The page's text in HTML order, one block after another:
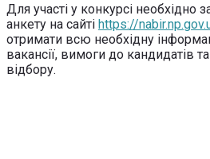
Для участі у конкурсі необхідно
анкету на сайті https://
отримати всю необхідну
вакансії, вимоги до кандидатів
відбору.